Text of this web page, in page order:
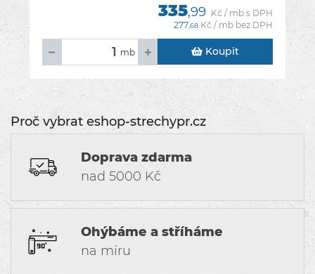
Proč vybrat eshop-strechypr.cz
Doprava zdarma
nad 5000 Kč
Ohýbáme a stříháme
na míru
335,99 Kč / mb s DPH
277,68 Kč / mb bez DPH
mb Koupit